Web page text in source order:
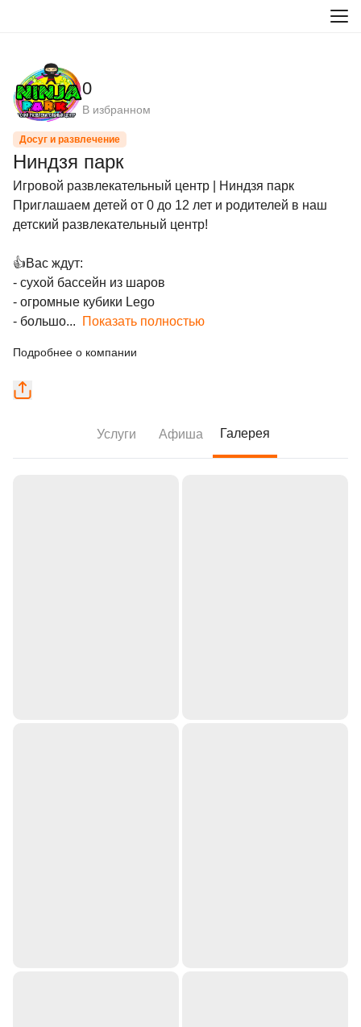
0
В избранном
Досуг и развлечение
Ниндзя парк
Игровой развлекательный центр | Ниндзя парк
Приглашаем детей от 0 до 12 лет и родителей в наш
детский развлекательный центр!
👍Вас ждут:
- сухой бассейн из шаров
- огромные кубики Lego
- большо... Показать полностью
Подробнее о компании
Услуги Афиша Галерея